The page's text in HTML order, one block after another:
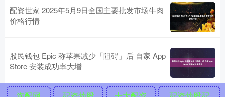
配资世家 2025年5月9日全国主要批发市场牛肉
价格行情
股民钱包 Epic 称苹果减少「阻碍」后 自家 App
Store 安装成功率大增